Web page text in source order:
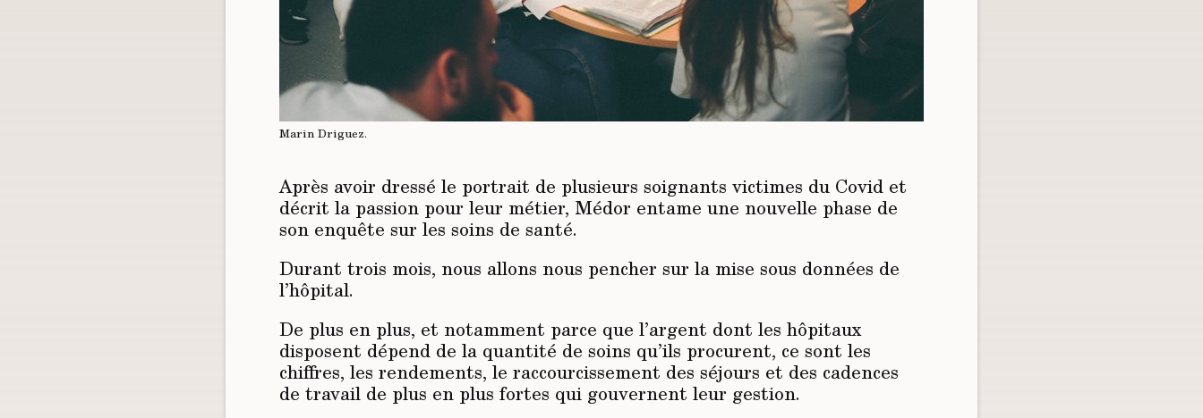
Marin Driguez.
Après avoir dressé le portrait de plusieurs soignants victimes du Covid et
décrit la passion pour leur métier, Médor entame une nouvelle phase de
son enquête sur les soins de santé.
Durant trois mois, nous allons nous pencher sur la mise sous données de
l’hôpital.
De plus en plus, et notamment parce que l’argent dont les hôpitaux
disposent dépend de la quantité de soins qu’ils procurent, ce sont les
chiffres, les rendements, le raccourcissement des séjours et des cadences
de travail de plus en plus fortes qui gouvernent leur gestion.